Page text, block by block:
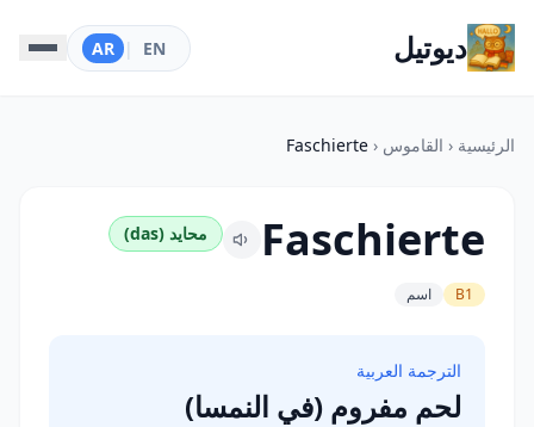
ديوتيل EN
|
AR
الرئيسية ‹ القاموس ‹
Faschierte
Faschierte محايد (das)
B1 اسم
الترجمة العربية
لحم مفروم (في النمسا)